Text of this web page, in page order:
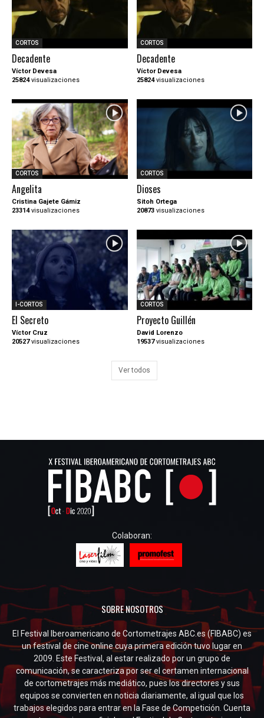
CORTOS
Decadente
Víctor Devesa
25824visualizaciones
CORTOS
Decadente
Víctor Devesa
25824visualizaciones
CORTOS
Angelita
Cristina Gajete Gámiz
23314visualizaciones
CORTOS
Dioses
Sitoh Ortega
20873visualizaciones
I-CORTOS
El Secreto
Víctor Cruz
20527visualizaciones
CORTOS
Proyecto Guillén
David Lorenzo
19537visualizaciones
Ver todos
Colaboran:
SOBRE NOSOTROS
El Festival Iberoamericano de Cortometrajes ABC.es (FIBABC) es
un festival de cine online cuya primera edición tuvo lugar en
2009. Este Festival, al estar realizado por un grupo de
comunicación, se caracteriza por ser el certamen internacional
de cortometrajes más mediático, pues los directores y sus
equipos se convierten en noticia diariamente, al igual que los
trabajos elegidos para entrar en la Fase de Competición. Cuenta